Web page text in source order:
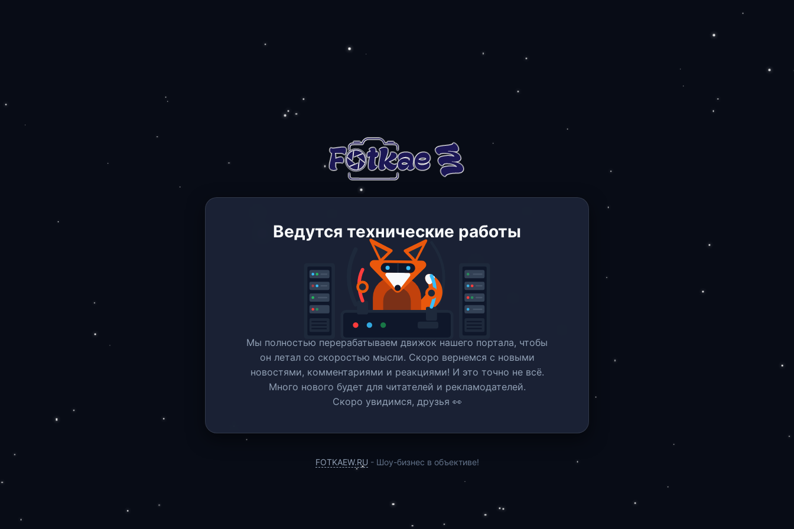
Ведутся технические работы
Мы полностью перерабатываем движок нашего портала, чтобы
он летал со скоростью мысли. Скоро вернемся c новыми
новостями, комментариями и реакциями! И это точно не всё.
Много нового будет для читателей и рекламодателей.
Скоро увидимся, друзья 👀
FOTKAEW.RU - Шоу-бизнес в объективе!